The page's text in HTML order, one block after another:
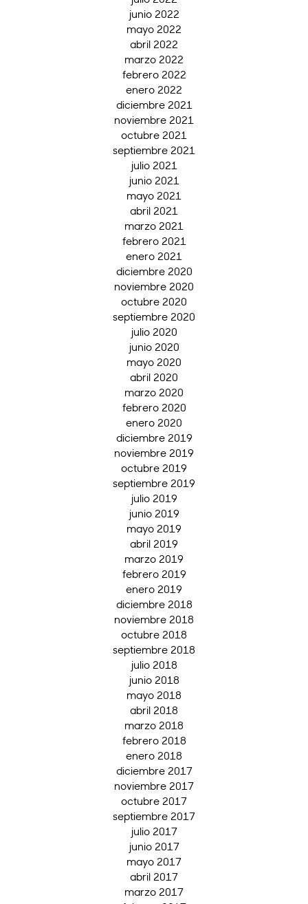
junio 2022
mayo 2022
abril 2022
marzo 2022
febrero 2022
enero 2022
diciembre 2021
noviembre 2021
octubre 2021
septiembre 2021
julio 2021
junio 2021
mayo 2021
abril 2021
marzo 2021
febrero 2021
enero 2021
diciembre 2020
noviembre 2020
octubre 2020
septiembre 2020
julio 2020
junio 2020
mayo 2020
abril 2020
marzo 2020
febrero 2020
enero 2020
diciembre 2019
noviembre 2019
octubre 2019
septiembre 2019
julio 2019
junio 2019
mayo 2019
abril 2019
marzo 2019
febrero 2019
enero 2019
diciembre 2018
noviembre 2018
octubre 2018
septiembre 2018
julio 2018
junio 2018
mayo 2018
abril 2018
marzo 2018
febrero 2018
enero 2018
diciembre 2017
noviembre 2017
octubre 2017
septiembre 2017
julio 2017
junio 2017
mayo 2017
abril 2017
marzo 2017